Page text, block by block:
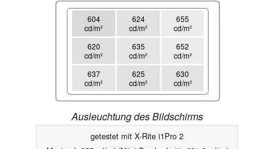
604
cd/m²
624
cd/m²
655
cd/m²
620
cd/m²
635
cd/m²
652
cd/m²
637
cd/m²
625
cd/m²
630
cd/m²
Ausleuchtung des Bildschirms
getestet mit X-Rite i1Pro 2